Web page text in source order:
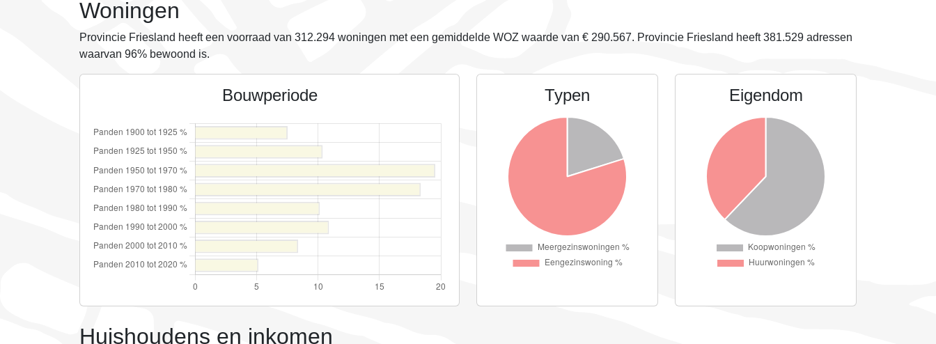
Woningen
Provincie Friesland heeft een voorraad van 312.294 woningen met een gemiddelde WOZ waarde van € 290.567. Provincie Friesland heeft 381.529 adressen
waarvan 96% bewoond is.
Bouwperiode Typen Eigendom
Huishoudens en inkomen